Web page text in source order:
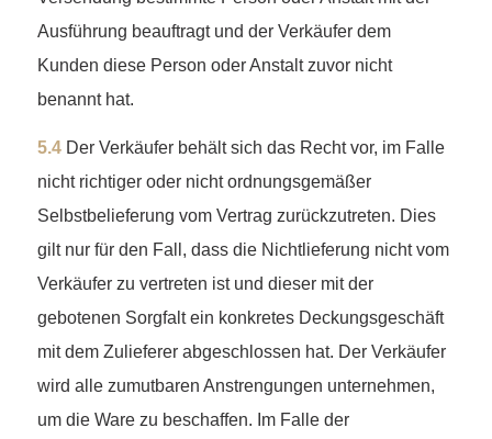
Ausführung beauftragt und der Verkäufer dem
Kunden diese Person oder Anstalt zuvor nicht
benannt hat.
5.4Der Verkäufer behält sich das Recht vor, im Falle
nicht richtiger oder nicht ordnungsgemäßer
Selbstbelieferung vom Vertrag zurückzutreten. Dies
gilt nur für den Fall, dass die Nichtlieferung nicht vom
Verkäufer zu vertreten ist und dieser mit der
gebotenen Sorgfalt ein konkretes Deckungsgeschäft
mit dem Zulieferer abgeschlossen hat. Der Verkäufer
wird alle zumutbaren Anstrengungen unternehmen,
um die Ware zu beschaffen. Im Falle der